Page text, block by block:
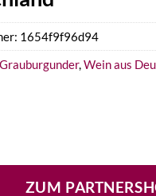
ZUM
1654f9f96d94
Grauburgunder,Wein aus